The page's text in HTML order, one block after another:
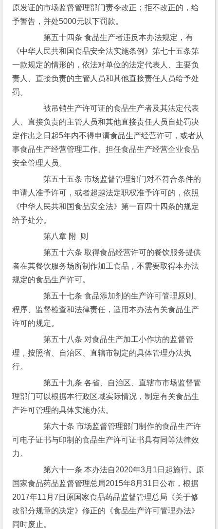
原发证的市场监督管理部门责令改正；拒不改正的，给
予警告，并处5000元以下罚款。
第五十四条 食品生产者违反本办法规定，有
《中华人民共和国食品安全法实施条例》第七十五条第
一款规定的情形的，依法对单位的法定代表人、主要负
责人、直接负责的主管人员和其他直接责任人员给予处
罚。
被吊销生产许可证的食品生产者及其法定代表
人、直接负责的主管人员和其他直接责任人员自处罚决
定作出之日起5年内不得申请食品生产经营许可，或者从
事食品生产经营管理工作、担任食品生产经营企业食品
安全管理人员。
第五十五条 市场监督管理部门对不符合条件的
申请人准予许可，或者超越法定职权准予许可的，依照
《中华人民共和国食品安全法》第一百四十四条的规定
给予处分。
第八章 附  则
第五十六条 取得食品经营许可的餐饮服务提供
者在其餐饮服务场所制作加工食品，不需要取得本办法
规定的食品生产许可。
第五十七条 食品添加剂的生产许可管理原则、
程序、监督检查和法律责任，适用本办法有关食品生产
许可的规定。
第五十八条 对食品生产加工小作坊的监督管
理，按照省、自治区、直辖市制定的具体管理办法执
行。
第五十九条 各省、自治区、直辖市市场监督管
理部门可以根据本行政区域实际情况，制定有关食品生
产许可管理的具体实施办法。
第六十条 市场监督管理部门制作的食品生产许
可电子证书与印制的食品生产许可证书具有同等法律效
力。
第六十一条 本办法自2020年3月1日起施行。原
国家食品药品监督管理总局2015年8月31日公布，根据
2017年11月7日原国家食品药品监督管理总局《关于修
改部分规章的决定》修正的《食品生产许可管理办法》
同时废止。